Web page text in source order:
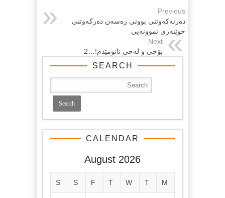
Previous
دەرنەکەوتنى بوونى رەسەن دەرکەوتنى
خوێنەرى نموونەیى
Next
بۆچی و لەچی نائومێدم!…2
SEARCH
CALENDAR
August 2026
M
T
W
T
F
S
S